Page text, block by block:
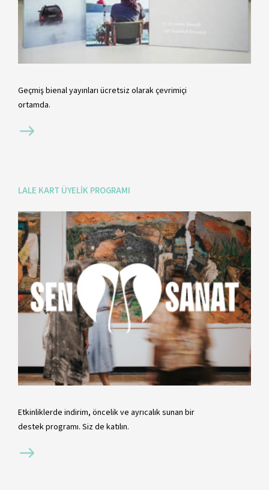
Geçmiş bienal yayınları ücretsiz olarak çevrimiçi
ortamda.
LALE KART ÜYELİK PROGRAMI
Etkinliklerde indirim, öncelik ve ayrıcalık sunan bir
destek programı. Siz de katılın.